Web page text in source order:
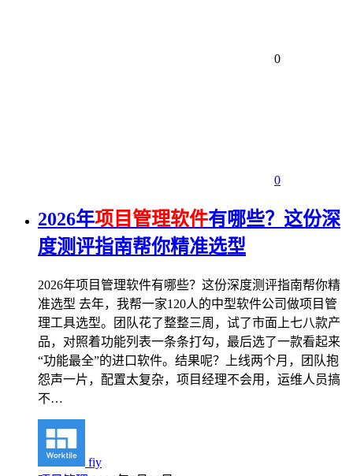
0
0
2026年项目管理软件有哪些？这份深
度测评指南帮你精准选型
2026年项目管理软件有哪些？这份深度测评指南帮你精
准选型 去年，我帮一家120人的中型软件公司做项目管
理工具选型。团队花了整整三周，试了市面上七八款产
品，对照着功能列表一条条打勾，最后选了一款看起来
“功能最全”的进口软件。结果呢？上线两个月，团队抱
怨声一片，配置太复杂，项目经理不会用，运维人员搞
不…
fiy